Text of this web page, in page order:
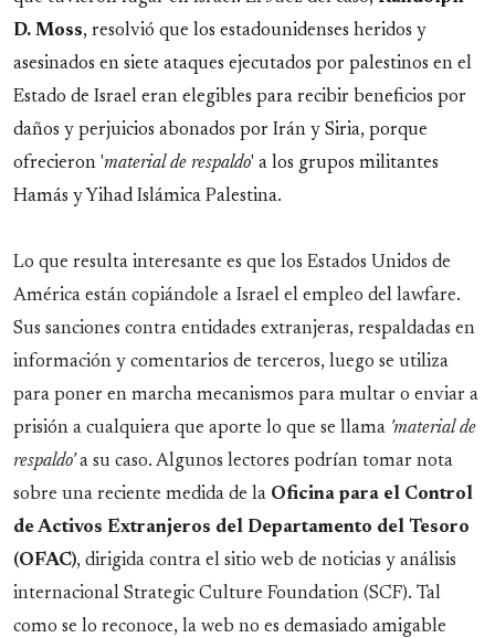
D. Moss, resolvió que los estadounidenses heridos y
asesinados en siete ataques ejecutados por palestinos en el
Estado de Israel eran elegibles para recibir beneficios por
daños y perjuicios abonados por Irán y Siria, porque
ofrecieron 'material de respaldo' a los grupos militantes
Hamás y Yihad Islámica Palestina.
Lo que resulta interesante es que los Estados Unidos de
América están copiándole a Israel el empleo del lawfare.
Sus sanciones contra entidades extranjeras, respaldadas en
información y comentarios de terceros, luego se utiliza
para poner en marcha mecanismos para multar o enviar a
prisión a cualquiera que aporte lo que se llama 'material de
respaldo'a su caso. Algunos lectores podrían tomar nota
sobre una reciente medida de la Oficina para el Control
de Activos Extranjeros del Departamento del Tesoro
(OFAC), dirigida contra el sitio web de noticias y análisis
internacional Strategic Culture Foundation (SCF). Tal
como se lo reconoce, la web no es demasiado amigable